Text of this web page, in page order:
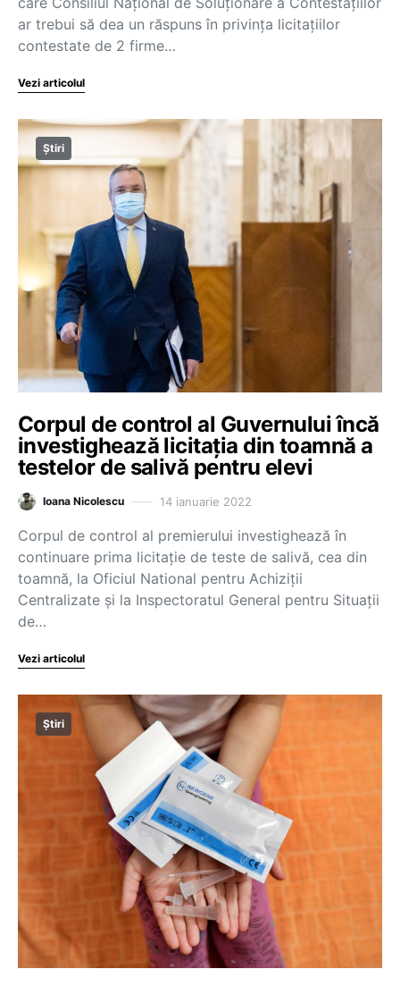
ar trebui să dea un răspuns în privința licitațiilor
contestate de 2 firme…
Vezi articolul
Știri
Corpul de control al Guvernului încă
investighează licitația din toamnă a
testelor de salivă pentru elevi
Ioana Nicolescu 14 ianuarie 2022
Corpul de control al premierului investighează în
continuare prima licitație de teste de salivă, cea din
toamnă, la Oficiul National pentru Achiziții
Centralizate și la Inspectoratul General pentru Situații
de…
Vezi articolul
Știri